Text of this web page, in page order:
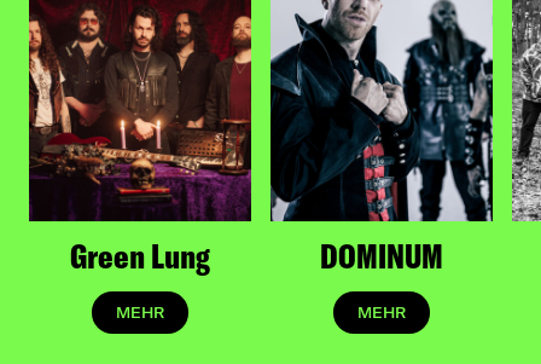
Green Lung
MEHR
DOMINUM
MEHR